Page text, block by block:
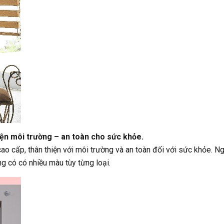
môi trường – an toàn cho sức khỏe.
cấp, thân thiện với môi trường và an toàn đối với sức khỏe.
có có nhiều màu tùy từng loại.